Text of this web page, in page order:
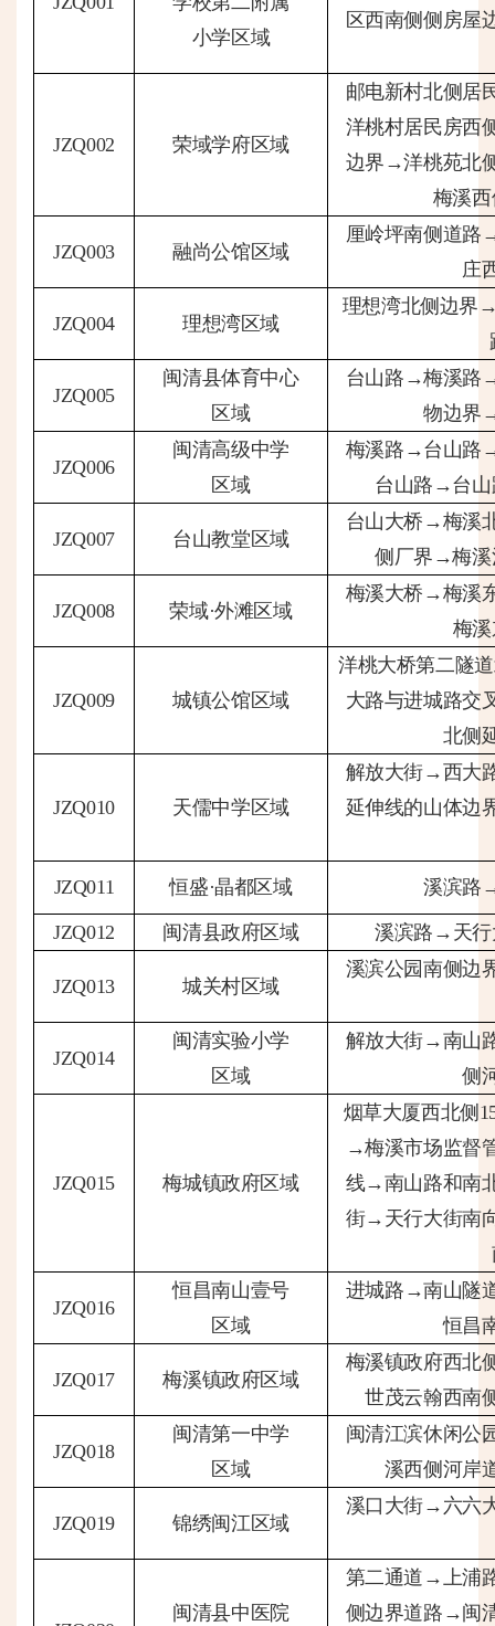
小学区域
区西南侧侧房
JZQ002 荣域学府区域
邮电新村北侧居
洋桃村居民房西
边界→洋桃苑北
梅溪
JZQ003 融尚公馆区域
厘岭坪南侧道路
庄
JZQ004 理想湾区域
理想湾北侧边界
JZQ005
闽清县体育中心
区域
台山路 →梅溪路
物边界
JZQ006
闽清高级中学
区域
梅溪路 →台山路
台山路→台
JZQ007 台山教堂区域
台山大桥 →梅溪
侧厂界→梅溪
JZQ008 荣域·外滩区域
梅溪大桥 →梅溪
梅
JZQ009 城镇公馆区域
洋桃大桥第二隧
大路与进城路
北侧
JZQ010 天儒中学区域
解放大街→西大
延伸线的山体边
JZQ011 恒盛·晶都区域 溪滨路
JZQ012 闽清县政府区域 溪滨路 →天
JZQ013 城关村区域
溪滨公园南侧边
JZQ014
闽清实验小学
区域
解放大街→南山
侧
JZQ015 梅城镇政府区域
烟草大厦西北侧
→梅溪市场监督
线→南山路和南
街→天行大街南
JZQ016
恒昌南山壹号
区域
进城路 →南山隧
恒昌
JZQ017 梅溪镇政府区域
梅溪镇政府西北
世茂云翰西南
JZQ018
闽清第一中学
区域
闽清江滨休闲公
溪西侧河岸
JZQ019 锦绣闽江区域
溪口大街→六六
闽清县中医院
第二通道 →上浦
侧边界道路→闽